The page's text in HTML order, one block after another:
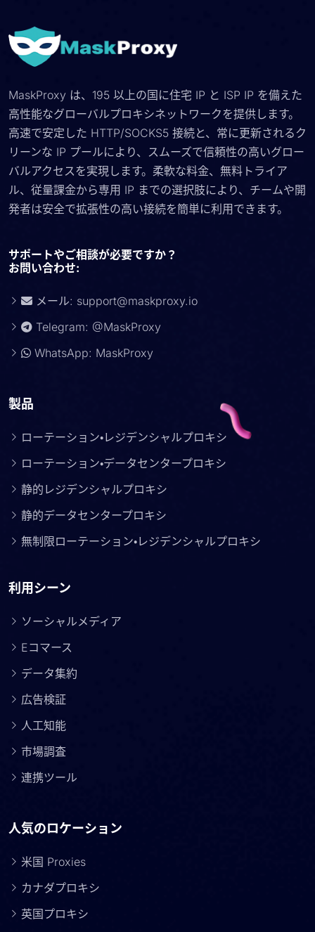
MaskProxy は、195 以上の国に住宅 IP と ISP IP を備えた
高性能なグローバルプロキシネットワークを提供します。
高速で安定した HTTP/SOCKS5 接続と、常に更新されるク
リーンな IP プールにより、スムーズで信頼性の高いグロー
バルアクセスを実現します。柔軟な料金、無料トライア
ル、従量課金から専用 IP までの選択肢により、チームや開
発者は安全で拡張性の高い接続を簡単に利用できます。
サポートやご相談が必要ですか？
お問い合わせ:
メール: support@maskproxy.io
Telegram: @MaskProxy
WhatsApp: MaskProxy
製品
ローテーション・レジデンシャルプロキシ
ローテーション・データセンタープロキシ
静的レジデンシャルプロキシ
静的データセンタープロキシ
無制限ローテーション・レジデンシャルプロキシ
利用シーン
ソーシャルメディア
Eコマース
データ集約
広告検証
人工知能
市場調査
連携ツール
人気のロケーション
米国 Proxies
カナダプロキシ
英国プロキシ